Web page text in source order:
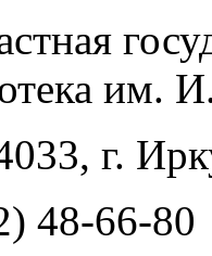
им.
г.
48-66-80